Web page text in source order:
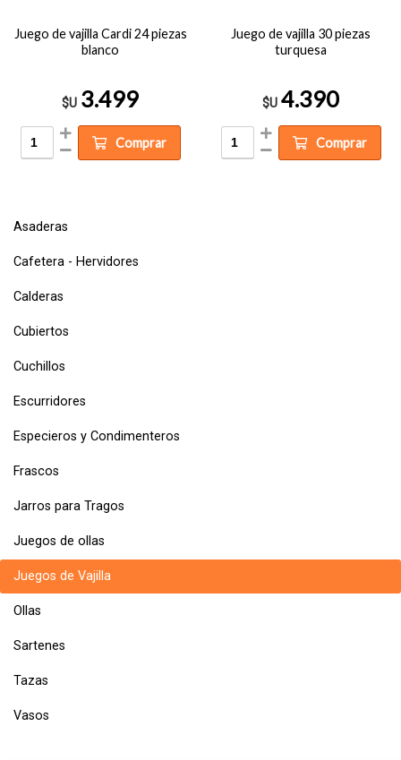
Asaderas
Cafetera - Hervidores
Calderas
Cubiertos
Cuchillos
Escurridores
Especieros y Condimenteros
Frascos
Jarros para Tragos
Juegos de ollas
Juegos de Vajilla
Ollas
Sartenes
Tazas
Vasos
Juego de vajilla Cardi 24 piezas
blanco
$U 3.499
Comprar
Juego de vajilla 30 piezas
turquesa
$U 4.390
Comprar